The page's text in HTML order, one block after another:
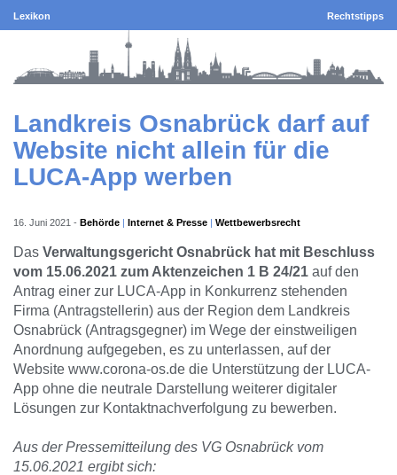
Lexikon Rechtstipps
Landkreis Osnabrück darf auf
Website nicht allein für die
LUCA-App werben
16. Juni 2021 - Behörde Internet & Presse Wettbewerbsrecht
Das Verwaltungsgericht Osnabrück hat mit Beschluss
vom 15.06.2021 zum Aktenzeichen 1 B 24/21 auf den
Antrag einer zur LUCA-App in Konkurrenz stehenden
Firma (Antragstellerin) aus der Region dem Landkreis
Osnabrück (Antragsgegner) im Wege der einstweiligen
Anordnung aufgegeben, es zu unterlassen, auf der
Website www.corona-os.de die Unterstützung der LUCA-
App ohne die neutrale Darstellung weiterer digitaler
Lösungen zur Kontaktnachverfolgung zu bewerben.
Aus der Pressemitteilung des VG Osnabrück vom
15.06.2021 ergibt sich: